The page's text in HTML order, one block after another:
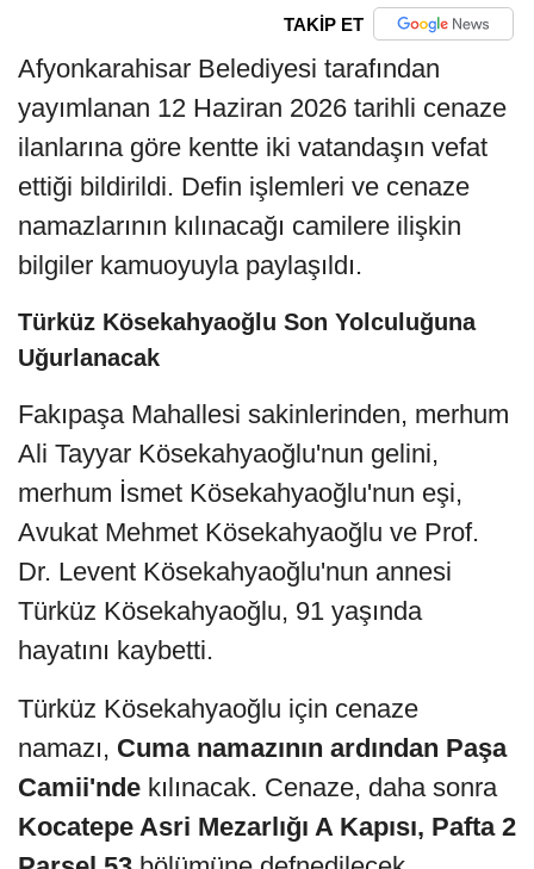
TAKİP ET
Afyonkarahisar Belediyesi tarafından
yayımlanan 12 Haziran 2026 tarihli cenaze
ilanlarına göre kentte iki vatandaşın vefat
ettiği bildirildi. Defin işlemleri ve cenaze
namazlarının kılınacağı camilere ilişkin
bilgiler kamuoyuyla paylaşıldı.
Türküz Kösekahyaoğlu Son Yolculuğuna
Uğurlanacak
Fakıpaşa Mahallesi sakinlerinden, merhum
Ali Tayyar Kösekahyaoğlu'nun gelini,
merhum İsmet Kösekahyaoğlu'nun eşi,
Avukat Mehmet Kösekahyaoğlu ve Prof.
Dr. Levent Kösekahyaoğlu'nun annesi
Türküz Kösekahyaoğlu, 91 yaşında
hayatını kaybetti.
Türküz Kösekahyaoğlu için cenaze
namazı, Cuma namazının ardından Paşa
Camii'nde kılınacak. Cenaze, daha sonra
Kocatepe Asri Mezarlığı A Kapısı, Pafta 2